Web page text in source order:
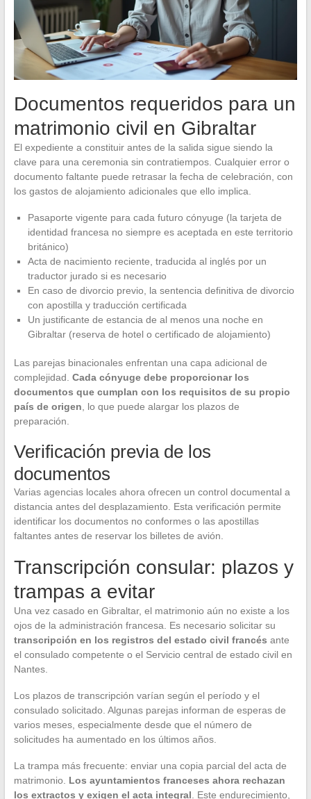
Documentos requeridos para un
matrimonio civil en Gibraltar
El expediente a constituir antes de la salida sigue siendo la
clave para una ceremonia sin contratiempos. Cualquier error o
documento faltante puede retrasar la fecha de celebración, con
los gastos de alojamiento adicionales que ello implica.
Pasaporte vigente para cada futuro cónyuge (la tarjeta de
identidad francesa no siempre es aceptada en este territorio
británico)
Acta de nacimiento reciente, traducida al inglés por un
traductor jurado si es necesario
En caso de divorcio previo, la sentencia definitiva de divorcio
con apostilla y traducción certificada
Un justificante de estancia de al menos una noche en
Gibraltar (reserva de hotel o certificado de alojamiento)
Las parejas binacionales enfrentan una capa adicional de
complejidad. Cada cónyuge debe proporcionar los
documentos que cumplan con los requisitos de su propio
país de origen , lo que puede alargar los plazos de
preparación.
Verificación previa de los
documentos
Varias agencias locales ahora ofrecen un control documental a
distancia antes del desplazamiento. Esta verificación permite
identificar los documentos no conformes o las apostillas
faltantes antes de reservar los billetes de avión.
Transcripción consular: plazos y
trampas a evitar
Una vez casado en Gibraltar, el matrimonio aún no existe a los
ojos de la administración francesa. Es necesario solicitar su
transcripción en los registros del estado civil francés ante
el consulado competente o el Servicio central de estado civil en
Nantes.
Los plazos de transcripción varían según el período y el
consulado solicitado. Algunas parejas informan de esperas de
varios meses, especialmente desde que el número de
solicitudes ha aumentado en los últimos años.
La trampa más frecuente: enviar una copia parcial del acta de
matrimonio. Los ayuntamientos franceses ahora rechazan
los extractos y exigen el acta integral . Este endurecimiento,